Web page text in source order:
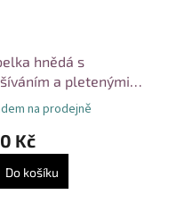
hnědá s
a pletenými
na prodejně
Kč
Do košíku